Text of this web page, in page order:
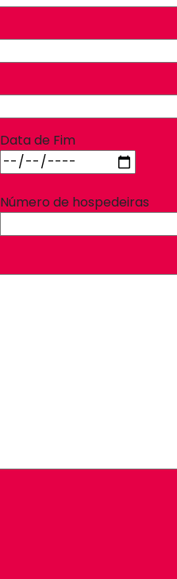
Data de Fim
Número de hospedeiras